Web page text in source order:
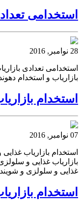
استخدامی
28 نوامبر, 2016
استخدامی تعدادی
بازاریاب و استخدام
استخدام
07 نوامبر, 2016
استخدام بازاریاب
بازاریاب غذایی و
غذایی و سلولزی و
استخدام